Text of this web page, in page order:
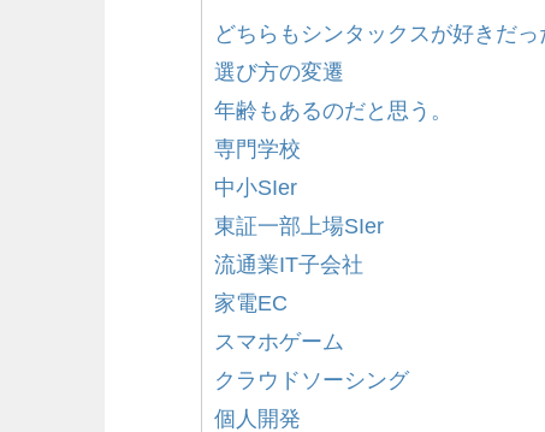
どちらもシンタックスが好きだっ
選び方の変遷
年齢もあるのだと思う。
専門学校
中小SIer
東証一部上場SIer
流通業IT子会社
家電EC
スマホゲーム
クラウドソーシング
個人開発